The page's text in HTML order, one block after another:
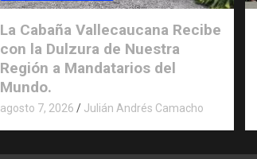
La Cabaña Vallecaucana Recibe
con la Dulzura de Nuestra
Región a Mandatarios del
Mundo.
agosto 7, 2026 Julián Andrés Camacho